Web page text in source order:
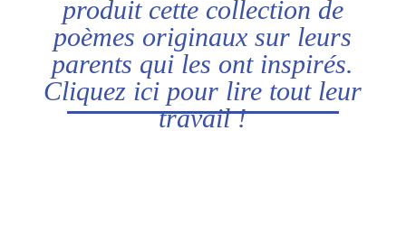
produit cette collection de
poèmes originaux sur leurs
parents qui les ont inspirés.
Cliquez ici pour lire tout leur
travail !